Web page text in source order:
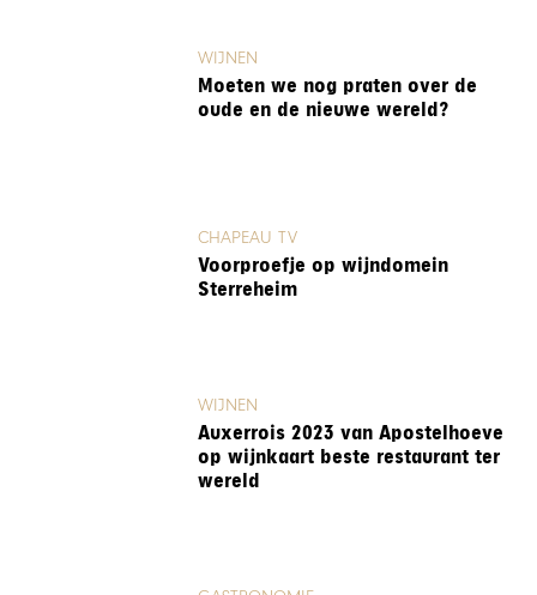
WIJNEN
Moeten we nog praten over de
oude en de nieuwe wereld?
CHAPEAU TV
Voorproefje op wijndomein
Sterreheim
WIJNEN
Auxerrois 2023 van Apostelhoeve
op wijnkaart beste restaurant ter
wereld